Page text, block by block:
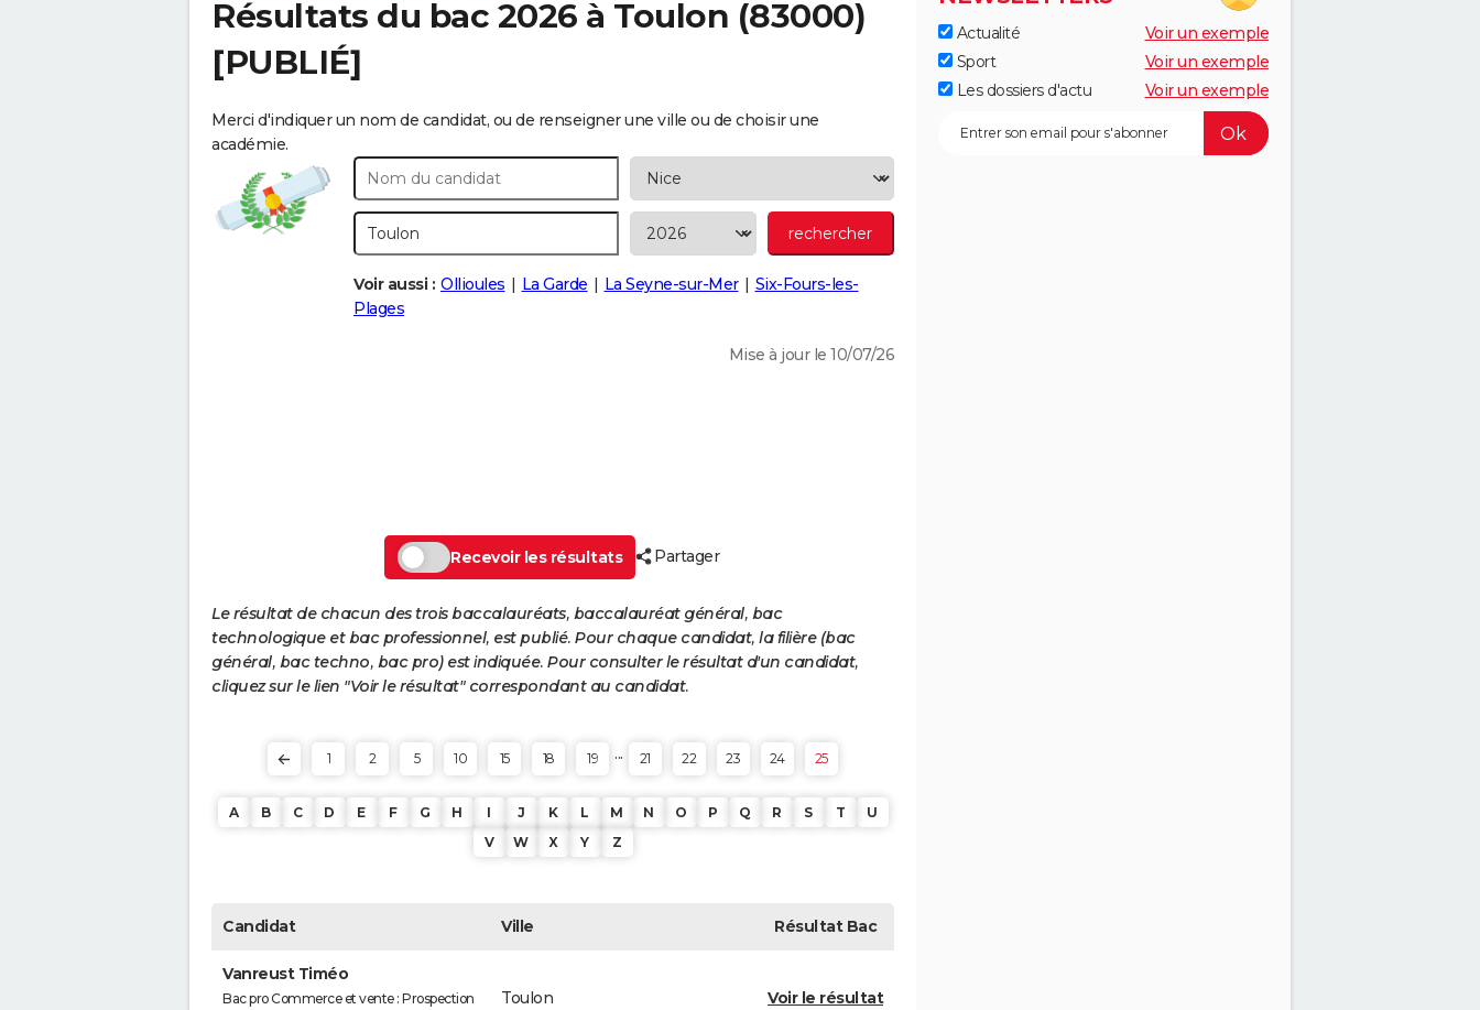
Résultats du bac 2026 à Toulon (83000)
[PUBLIÉ]
Merci d'indiquer un nom de candidat, ou de renseigner une ville ou de choisir une
académie.
Voir aussi : Ollioules La Garde La Seyne-sur-Mer
Six-Fours-les-
Plages
Mise à jour le 10/07/26
Recevoir les résultats Partager
Le résultat de chacun des trois baccalauréats, baccalauréat général, bac
technologique et bac professionnel, est publié. Pour chaque candidat, la filière (bac
général, bac techno, bac pro) est indiquée. Pour consulter le résultat d'un candidat,
cliquez sur le lien "Voir le résultat" correspondant au candidat.
1 2 5 10 15 18 19 ... 21 22 23 24 25
A B C D E F G H I J K L M N O P Q R S T
U
V
W X Y Z
Candidat Ville RésultatBac
Vanreust Timéo
Bac pro Commerce et vente : Prospection
Toulon Voir le résultat
Actualité
Voir un exemple
Sport
Voir un exemple
Les dossiers d'actu
Voir un exemple